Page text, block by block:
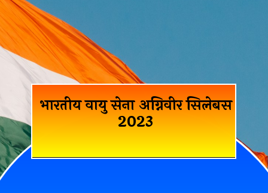
भारतीय वायु सेना अग्निवीर सिलेबस
2023